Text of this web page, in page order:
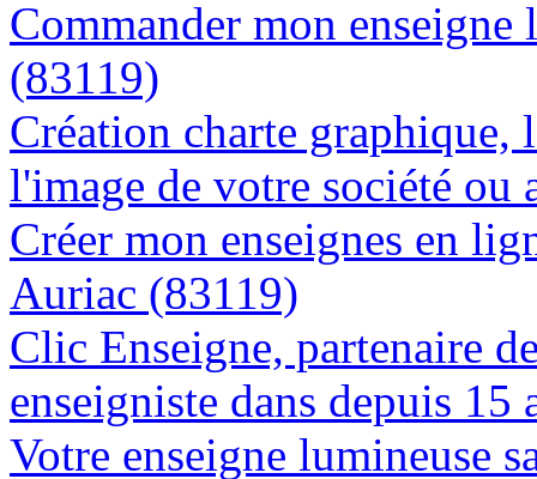
Commander mon
(83119)
Création charte graphique,
l'image de votre société
Créer mon enseignes en
Auriac (83119)
Clic Enseigne, partenaire
enseigniste dans depuis
Votre enseigne lumineuse